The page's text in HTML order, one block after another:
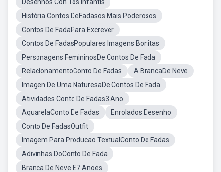
Desenhos Con Tos Infantis
História Contos DeFadasos Mais Poderosos
Contos De FadaPara Excrever
Contos De FadasPopulares Imagens Bonitas
Personagens FemininosDe Contos De Fada
RelacionamentoConto De Fadas
A BrancaDe Neve
Imagen De Uma NaturesaDe Contos De Fada
Atividades Conto De Fadas3 Ano
AquarelaConto De Fadas
Enrolados Desenho
Conto De FadasOutfit
Imagem Para Producao TextualConto De Fadas
Adivinhas DoConto De Fada
Branca De Neve E7 Anoes